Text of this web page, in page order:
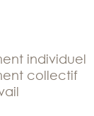
individuel
collectif